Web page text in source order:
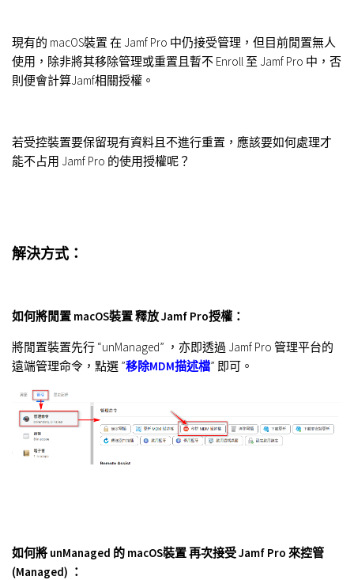
現有的 macOS裝置 在 Jamf Pro 中仍接受管理，但目前閒置無人
使用，除非將其移除管理或重置且暫不 Enroll 至 Jamf Pro 中，否
則便會計算Jamf相關授權。
若受控裝置要保留現有資料且不進行重置，應該要如何處理才
能不占用 Jamf Pro 的使用授權呢？
解決方式：
如何將閒置 macOS裝置 釋放 Jamf Pro授權：
將閒置裝置先行 “unManaged” ，亦即透過 Jamf Pro 管理平台的
遠端管理命令，點選 ”移除MDM描述檔” 即可。
如何將 unManaged 的 macOS裝置 再次接受 Jamf Pro 來控管
(Managed) ：